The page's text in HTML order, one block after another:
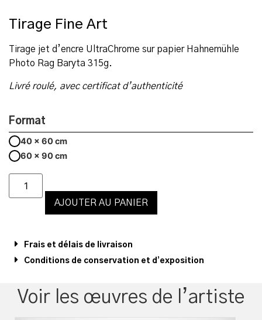
Tirage Fine Art
Tirage jet d’encre UltraChrome sur papier Hahnemühle
Photo Rag Baryta 315g.
Livré roulé, avec certificat d’authenticité
Format
40 x 60 cm
60 x 90 cm
AJOUTER AU PANIER
Frais et délais de livraison
Conditions de conservation et d’exposition
Voir les œuvres de l’artiste